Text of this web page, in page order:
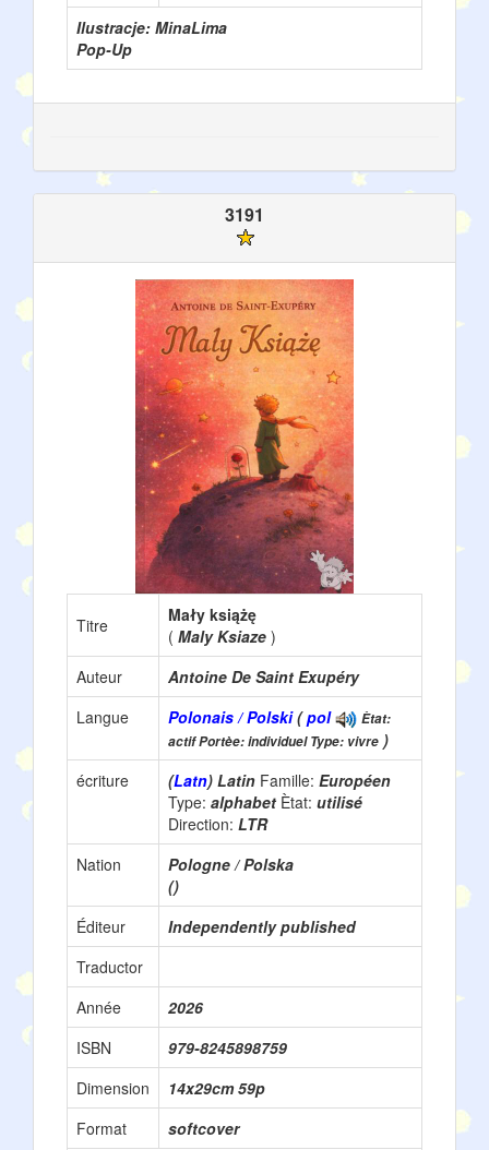
Ilustracje: MinaLima
Pop-Up
3191
Titre
Mały książę
( Maly Ksiaze )
Auteur
Antoine De Saint Exupéry
Langue
Polonais / Polski(pol
Ètat:
actif Portèe: individuel Type: vivre )
écriture
(Latn) Latin Famille: Européen
Type: alphabet Ètat: utilisé
Direction: LTR
Nation
Pologne / Polska
()
Éditeur
‎Independently published
Traductor
Année
2026
ISBN
979-8245898759
Dimension
14x29cm 59p
Format
softcover